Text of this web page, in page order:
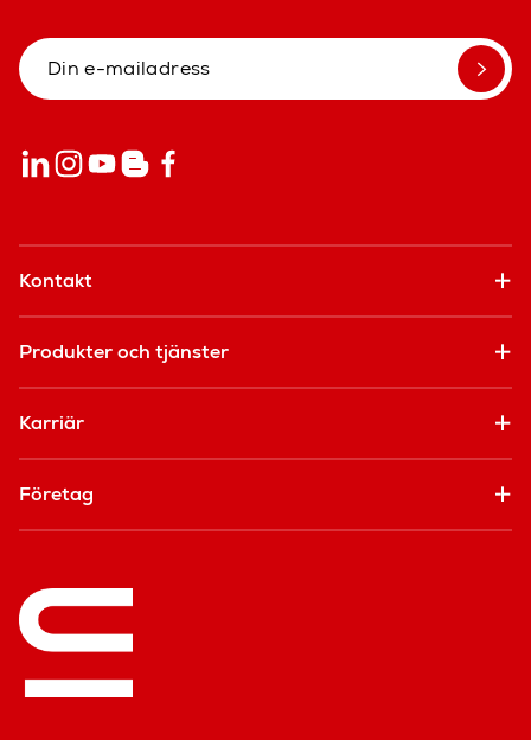
Kontakt
Produkter och tjänster
Karriär
Företag